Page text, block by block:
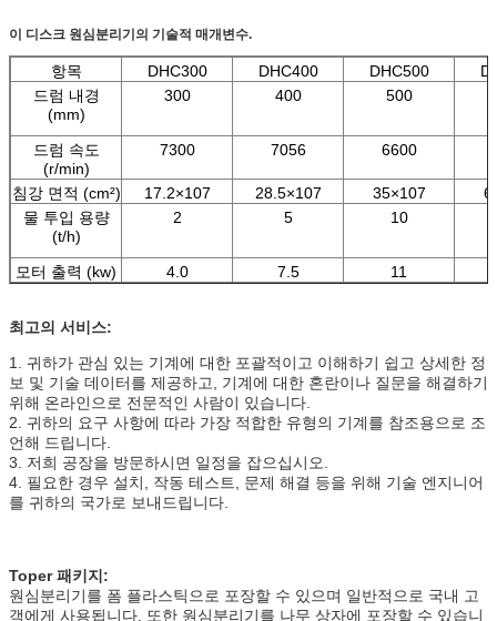
이 디스크 원심분리기의 기술적 매개변수.
항목 DHC300 DHC400 DHC500
드럼 내경
(mm)
300 400 500
드럼 속도
(r/min)
7300 7056 6600
침강 면적 (cm²) 17.2×107 28.5×107 35×107
물 투입 용량
(t/h)
2 5 10
모터 출력 (kw) 4.0 7.5 11
최고의 서비스:
1. 귀하가 관심 있는 기계에 대한 포괄적이고 이해하기 쉽고 상세한 정
보 및 기술 데이터를 제공하고, 기계에 대한 혼란이나 질문을 해결하기
위해 온라인으로 전문적인 사람이 있습니다.
2. 귀하의 요구 사항에 따라 가장 적합한 유형의 기계를 참조용으로 조
언해 드립니다.
3. 저희 공장을 방문하시면 일정을 잡으십시오.
4. 필요한 경우 설치, 작동 테스트, 문제 해결 등을 위해 기술 엔지니어
를 귀하의 국가로 보내드립니다.
Toper 패키지:
원심분리기를 폼 플라스틱으로 포장할 수 있으며 일반적으로 국내 고
객에게 사용됩니다. 또한 원심분리기를 나무 상자에 포장할 수 있습니